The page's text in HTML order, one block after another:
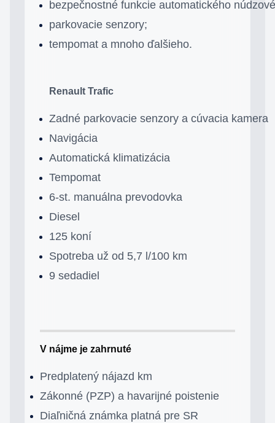
bezpečnostné funkcie automatického
parkovacie senzory;
tempomat a mnoho ďalšieho.
Renault Trafic
Zadné parkovacie senzory a cúvacia kamera
Navigácia
Automatická klimatizácia
Tempomat
6-st. manuálna prevodovka
Diesel
125 koní
Spotreba už od 5,7 l/100 km
9 sedadiel
V nájme je zahrnuté
Predplatený nájazd km
Zákonné (PZP) a havarijné poistenie
Diaľničná známka platná pre SR